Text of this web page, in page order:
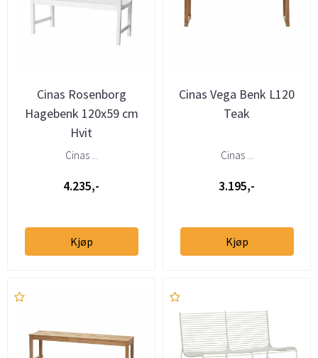
Cinas Rosenborg
Hagebenk 120x59 cm
Hvit
Cinas ...
4.235,-
Kjøp
Cinas Vega Benk L120
Teak
Cinas ...
3.195,-
Kjøp